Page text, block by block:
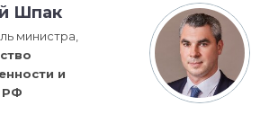
Шпак
министра,
и
РФ